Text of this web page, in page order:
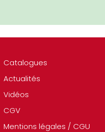
Catalogues
Actualités
Vidéos
CGV
Mentions légales / CGU